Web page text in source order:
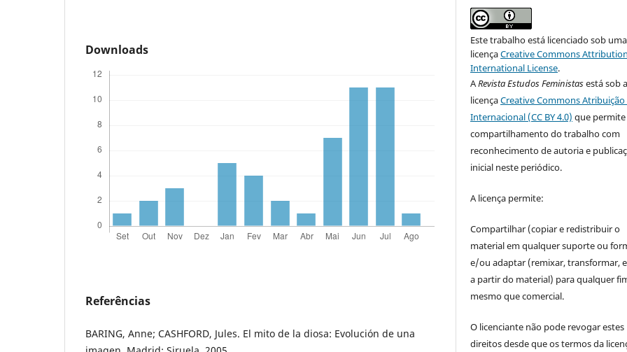
Downloads
Referências
BARING, Anne; CASHFORD, Jules. El mito de la diosa: Evolución de una
Este trabalho está licenciado sob uma
licençaCreative Commons
International License.
ARevista Estudos Feministasestá sob a
licençaCreative Commons Atribuição
Internacional (CC BY 4.0) que
compartilhamento do trabalho com
reconhecimento de autoria e
inicial neste periódico.
A licença permite:
Compartilhar (copiar e redistribuir o
material em qualquer suporte ou
e/ou adaptar (remixar, transformar,
a partir do material) para qualquer
mesmo que comercial.
O licenciante não pode revogar estes
direitos desde que os termos da